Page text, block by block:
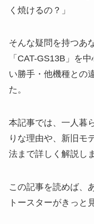
く焼けるの？」
そんな疑問を持つあ
「CAT-GS13B」を
い勝手・他機種との
た。
本記事では、一人暮
りな理由や、新旧モ
法まで詳しく解説し
この記事を読めば、
トースターがきっと